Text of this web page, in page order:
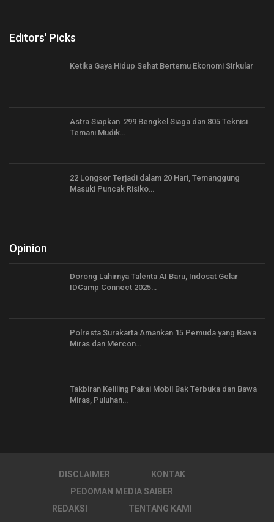
Editors' Picks
Ketika Gaya Hidup Sehat Bertemu Ekonomi Sirkular
Astra Siapkan 299 Bengkel Siaga dan 805 Teknisi
Temani Mudik…
22 Longsor Terjadi dalam 20 Hari, Temanggung
Masuki Puncak Risiko…
Opinion
Dorong Lahirnya Talenta AI Baru, Indosat Gelar
IDCamp Connect 2025…
Polresta Surakarta Amankan 15 Pemuda yang Bawa
Miras dan Mercon…
Takbiran Keliling Pakai Mobil Bak Terbuka dan Bawa
Miras, Puluhan…
DISCLAIMER
KONTAK
PEDOMAN MEDIA SAIBER
REDAKSI
TENTANG KAMI